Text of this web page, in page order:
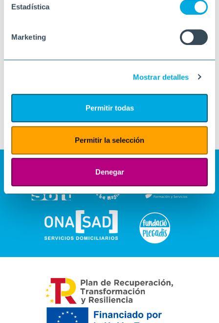
Estadística
Marketing
Mostrar detalles
Permitir todas
Permitir la selección
Denegar